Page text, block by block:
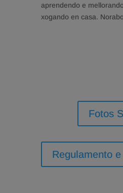
aprendendo e
xogando en casa.
Fotos
Regulamento